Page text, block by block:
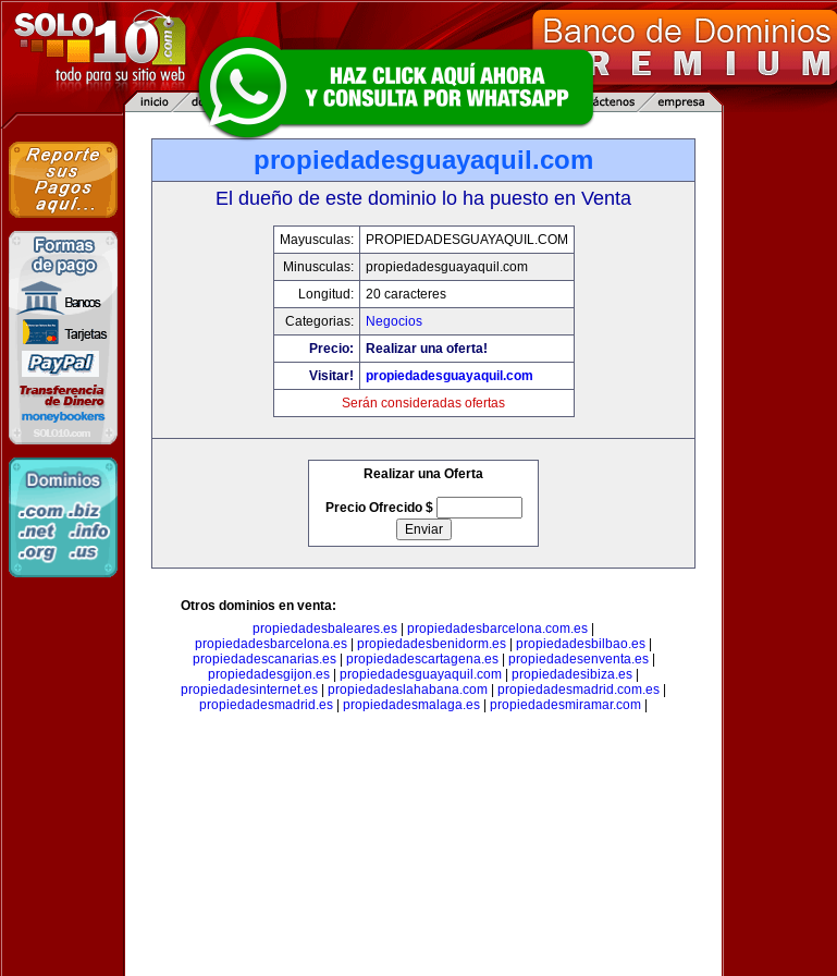
propiedadesguayaquil.com
El dueño de este dominio lo ha puesto en Venta
Mayusculas:
PROPIEDADESGUAYAQUIL.COM
Minusculas:
propiedadesguayaquil.com
Longitud:
20 caracteres
Categorias:
Negocios
Precio:
Realizar una oferta!
Visitar!
propiedadesguayaquil.com
Serán consideradas ofertas
Realizar una Oferta
Precio Ofrecido $
Otros dominios en venta:
propiedadesbaleares.es
propiedadesbarcelona.com.es
propiedadesbarcelona.es
propiedadesbenidorm.es propiedadesbilbao.es
propiedadescanarias.es| propiedadescartagena.es| propiedadesenventa.es|
propiedadesgijon.es
propiedadesguayaquil.com propiedadesibiza.es
propiedadesinternet.es
propiedadeslahabana.com propiedadesmadrid.com.es
propiedadesmadrid.es
propiedadesmalaga.es propiedadesmiramar.com